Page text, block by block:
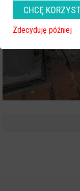
CHCĘ
Zdecyduję później